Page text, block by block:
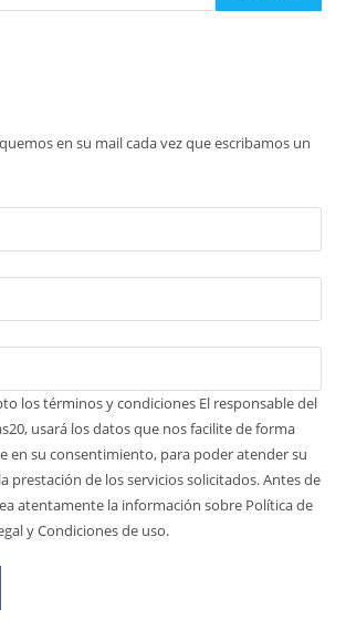
en su mail cada vez que escribamos un
los términos y condiciones El responsable del
usará los datos que nos facilite de forma
en su consentimiento, para poder atender su
prestación de los servicios solicitados. Antes de
atentamente la información sobre Política de
y Condiciones de uso.